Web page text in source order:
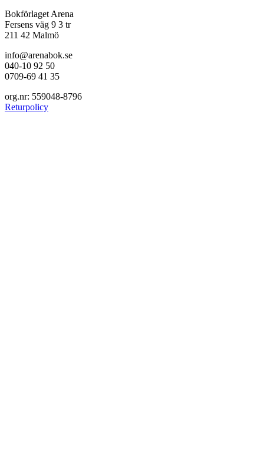
Bokförlaget Arena
Fersens väg 9 3 tr
211 42 Malmö
info@arenabok.se
040-10 92 50
0709-69 41 35
org.nr: 559048-8796
Returpolicy